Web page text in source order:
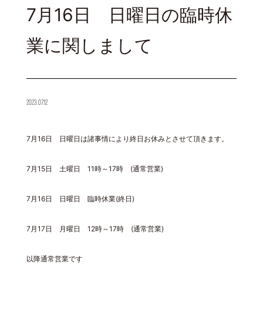
7月16日 日曜日の臨時休
業に関しまして
2023.07.12
7月16日 日曜日は諸事情により終日お休みとさせて頂きます。
7月15日 土曜日 11時～17時 (通常営業)
7月16日 日曜日 臨時休業(終日)
7月17日 月曜日 12時～17時 (通常営業)
以降通常営業です